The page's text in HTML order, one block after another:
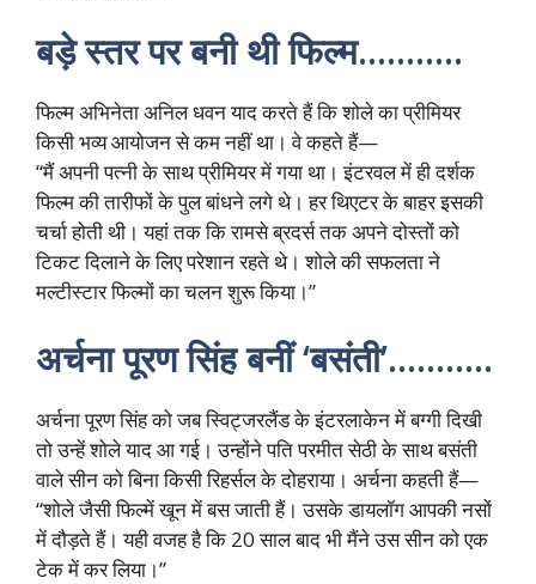
बड़े स्तर पर बनी थी फिल्म………..
फिल्म अभिनेता अनिल धवन याद करते हैं कि शोले का प्रीमियर
किसी भव्य आयोजन से कम नहीं था। वे कहते हैं—
“मैं अपनी पत्नी के साथ प्रीमियर में गया था। इंटरवल में ही दर्शक
फिल्म की तारीफों के पुल बांधने लगे थे। हर थिएटर के बाहर इसकी
चर्चा होती थी। यहां तक कि रामसे ब्रदर्स तक अपने दोस्तों को
टिकट दिलाने के लिए परेशान रहते थे। शोले की सफलता ने
मल्टीस्टार फिल्मों का चलन शुरू किया।”
अर्चना पूरण सिंह बनीं ‘बसंती’………..
अर्चना पूरण सिंह को जब स्विट्जरलैंड के इंटरलाकेन में बग्गी दिखी
तो उन्हें शोले याद आ गई। उन्होंने पति परमीत सेठी के साथ बसंती
वाले सीन को बिना किसी रिहर्सल के दोहराया। अर्चना कहती हैं—
“शोले जैसी फिल्में खून में बस जाती हैं। उसके डायलॉग आपकी नसों
में दौड़ते हैं। यही वजह है कि 20 साल बाद भी मैंने उस सीन को एक
टेक में कर लिया।”